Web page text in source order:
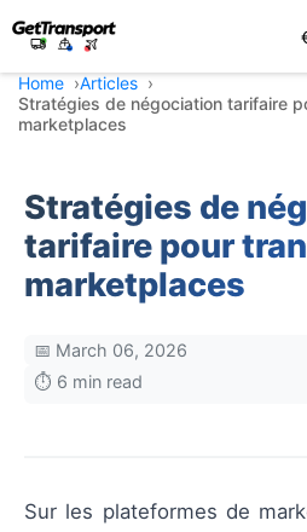
Home
Articles
Stratégies de négociation tarifaire
marketplaces
Stratégies de
tarifaire pour
marketplaces
📅 March 06, 2026
⏱️ 6 min read
Sur les plateformes de